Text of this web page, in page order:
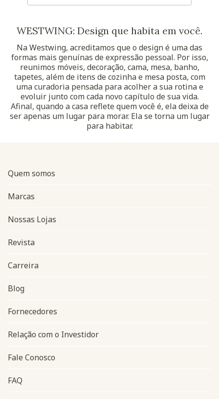
WESTWING: Design que habita em você.
Na Westwing, acreditamos que o design é uma das
formas mais genuínas de expressão pessoal. Por isso,
reunimos móveis, decoração, cama, mesa, banho,
tapetes, além de itens de cozinha e mesa posta, com
uma curadoria pensada para acolher a sua rotina e
evoluir junto com cada novo capítulo de sua vida.
Afinal, quando a casa reflete quem você é, ela deixa de
ser apenas um lugar para morar. Ela se torna um lugar
para habitar.
Navegação do rodapé
Quem somos
Marcas
Nossas Lojas
Revista
Carreira
Blog
Fornecedores
Relação com o Investidor
Fale Conosco
FAQ